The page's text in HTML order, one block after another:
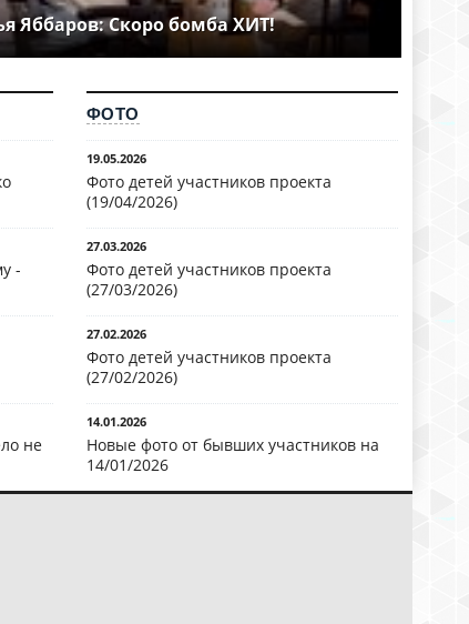
Яббаров: Скоро бомба ХИТ!
-
не
ФОТО
19.05.2026
Фото детей участников проекта
(19/04/2026)
27.03.2026
Фото детей участников проекта
(27/03/2026)
27.02.2026
Фото детей участников проекта
(27/02/2026)
14.01.2026
Новые фото от бывших участников на
14/01/2026